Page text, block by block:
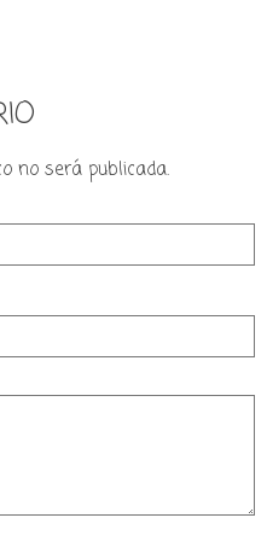
no será publicada.